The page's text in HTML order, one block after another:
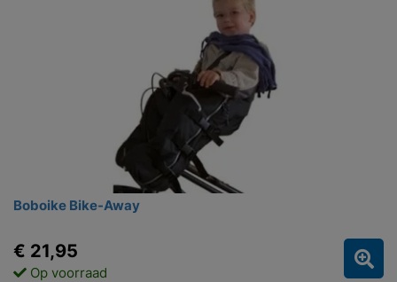
Boboike Bike-Away
€ 21,95
Op voorraad